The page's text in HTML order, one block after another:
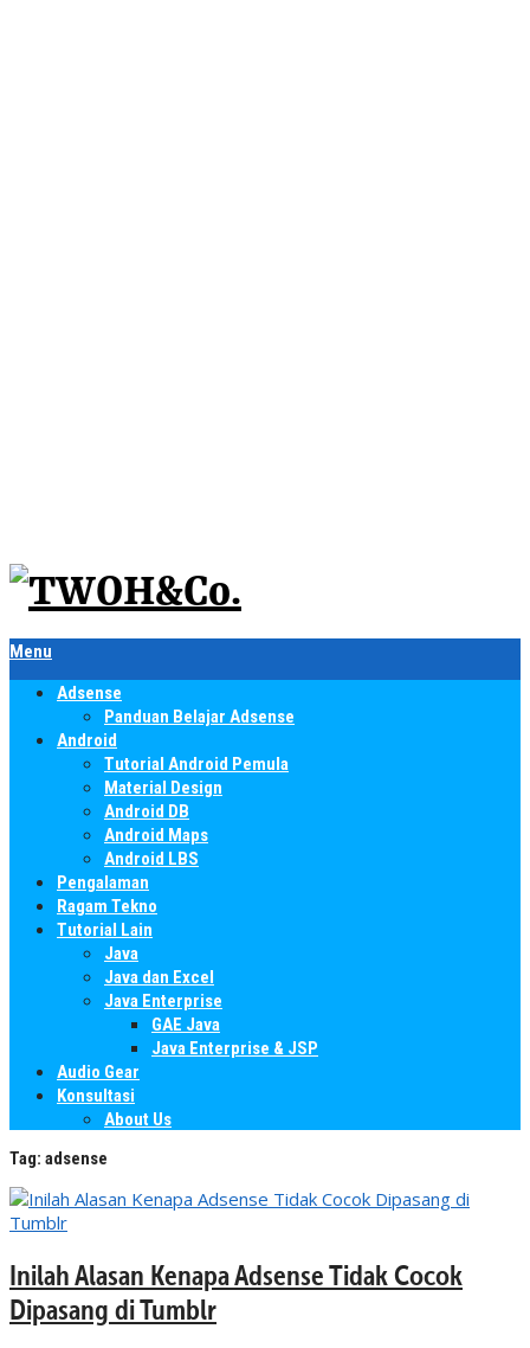
Menu
Adsense
Panduan Belajar Adsense
Android
Tutorial Android Pemula
Material Design
Android DB
Android Maps
Android LBS
Pengalaman
Ragam Tekno
Tutorial Lain
Java
Java dan Excel
Java Enterprise
GAE Java
Java Enterprise & JSP
Audio Gear
Konsultasi
About Us
Tag: adsense
Inilah Alasan Kenapa Adsense Tidak Cocok
Dipasang di Tumblr